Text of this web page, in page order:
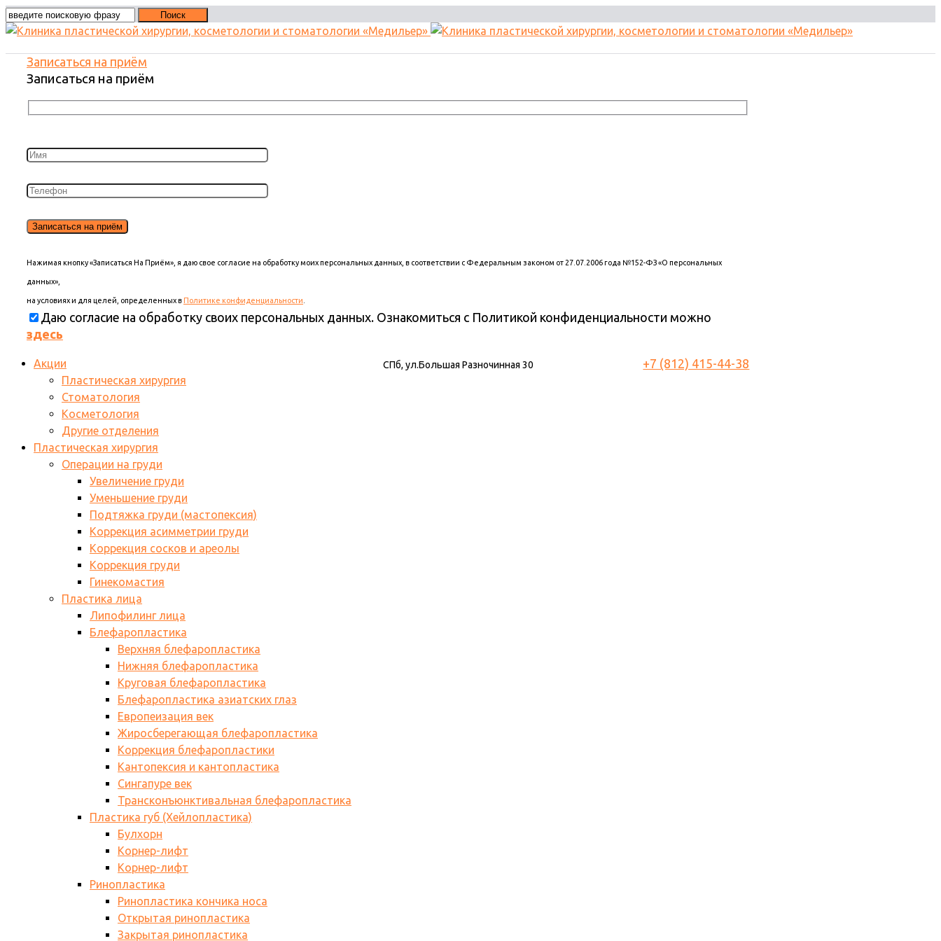
Записаться на приём
Записаться на приём
Нажимая кнопку «Записаться На Приём», я даю свое согласие на обработку моих персональных данных, в соответствии с Федеральным законом от 27.07.2006 года №152-ФЗ «О персональных
данных»,
на условиях и для целей, определенных в Политике конфиденциальности
Даю согласие на обработку своих персональных данных. Ознакомиться с Политикой конфиденциальности можно
здесь
+7 (812) 415-44-38
СПб, ул.Большая Разночинная 30
Акции
Пластическая хирургия
Стоматология
Косметология
Другие отделения
Пластическая хирургия
Операции на груди
Увеличение груди
Уменьшение груди
Подтяжка груди (мастопексия)
Коррекция асимметрии груди
Коррекция сосков и ареолы
Коррекция груди
Гинекомастия
Пластика лица
Липофилинг лица
Блефаропластика
Верхняя блефаропластика
Нижняя блефаропластика
Круговая блефаропластика
Блефаропластика азиатских глаз
Европеизация век
Жиросберегающая блефаропластика
Коррекция блефаропластики
Кантопексия и кантопластика
Сингапуре век
Трансконъюнктивальная блефаропластика
Пластика губ (Хейлопластика)
Булхорн
Корнер-лифт
Корнер-лифт
Ринопластика
Ринопластика кончика носа
Открытая ринопластика
Закрытая ринопластика